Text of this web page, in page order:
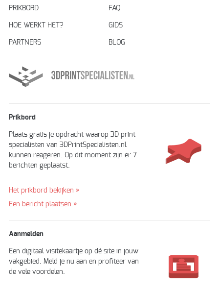
PRIKBORD FAQ
HOE WERKT HET? GIDS
PARTNERS BLOG
Prikbord
Plaats gratis je opdracht waarop 3D print
specialisten van 3DPrintSpecialisten.nl
kunnen reageren. Op dit moment zijn er 7
berichten geplaatst.
Het prikbord bekijken »
Een bericht plaatsen »
Aanmelden
Een digitaal visitekaartje op dé site in jouw
vakgebied. Meld je nu aan en profiteer van
de vele voordelen.